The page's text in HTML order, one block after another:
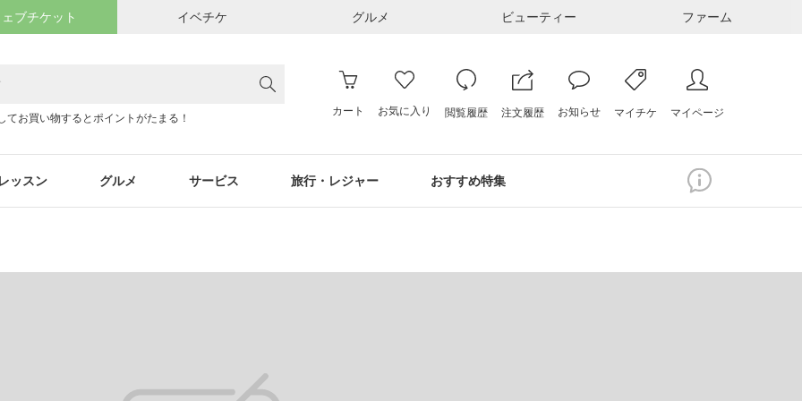
ブチケット イベチケ グルメ ビューティー ファーム
てお買い物するとポイントがたまる！
カート お気に入り 閲覧履歴 注文履歴 お知らせ マイチケ マイページ
ッスン グルメ サービス 旅行・レジャー おすすめ特集